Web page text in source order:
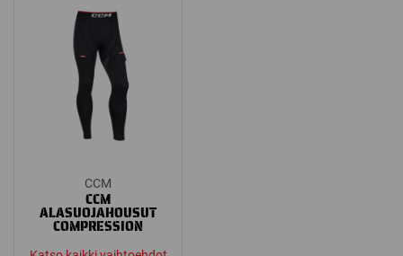
CCM
CCM
ALASUOJAHOUSUT
COMPRESSION